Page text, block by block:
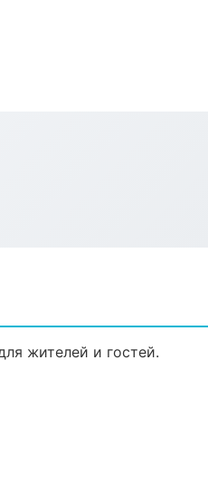
жителей и гостей.